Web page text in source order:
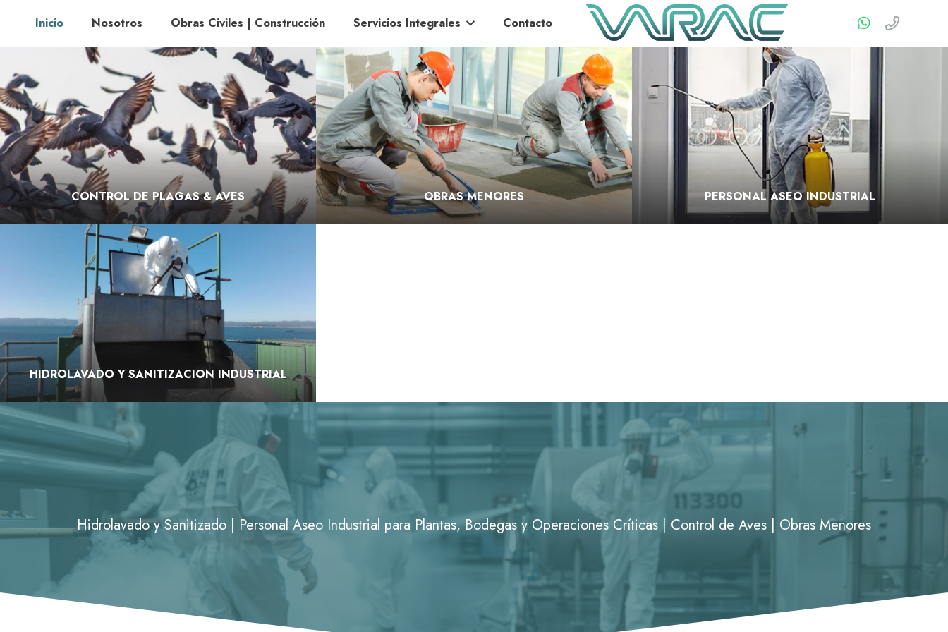
Inicio Nosotros Obras Civiles | Construcción Servicios Integrales Contacto
CONTROL DE PLAGAS & AVES OBRAS MENORES PERSONAL ASEO INDUSTRIAL
HIDROLAVADO Y SANITIZACION INDUSTRIAL
Hidrolavado y Sanitizado | Personal Aseo Industrial para Plantas, Bodegas y Operaciones Críticas | Control de Aves | Obras Menores